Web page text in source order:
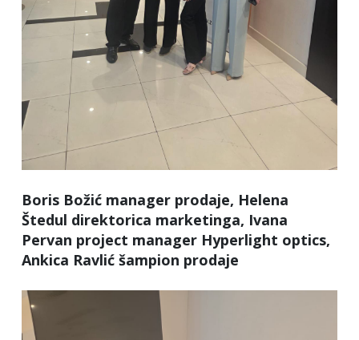
Boris Božić manager prodaje, Helena
Štedul direktorica marketinga, Ivana
Pervan project manager Hyperlight optics,
Ankica Ravlić šampion prodaje